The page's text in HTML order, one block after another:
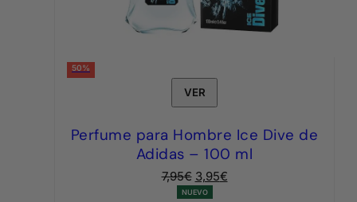
50%
VER
Perfume para Hombre Ice Dive de
Adidas – 100 ml
7,95€ El
precio
3,95€El
NUEVO